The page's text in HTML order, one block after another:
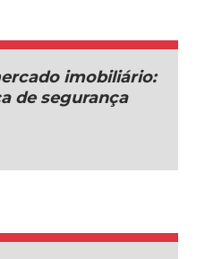
imobiliário:
de segurança